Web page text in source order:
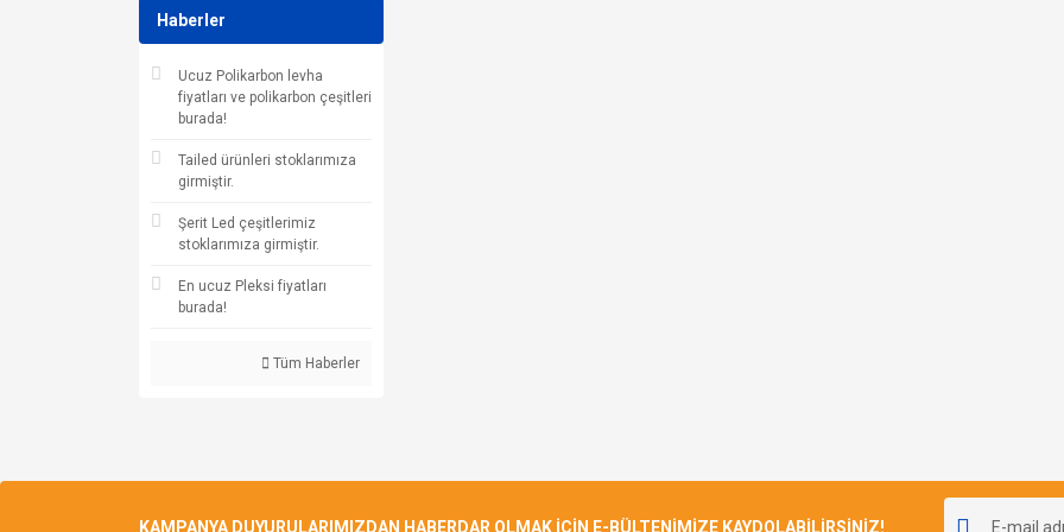
Haberler
Ucuz Polikarbon levha
fiyatları ve polikarbon çeşitleri
burada!
Tailed ürünleri stoklarımıza
girmiştir.
Şerit Led çeşitlerimiz
stoklarımıza girmiştir.
En ucuz Pleksi fiyatları
burada!
Tüm Haberler
KAMPANYA DUYURULARIMIZDAN HABERDAR OLMAK İÇİN E-BÜLTENİMİZE KAYDOLABİLİRSİNİZ!